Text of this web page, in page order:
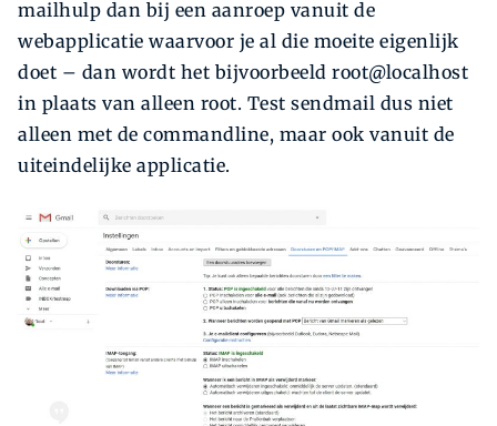
mailhulp dan bij een aanroep vanuit de
webapplicatie waarvoor je al die moeite eigenlijk
doet – dan wordt het bijvoorbeeld root@localhost
in plaats van alleen root. Test sendmail dus niet
alleen met de commandline, maar ook vanuit de
uiteindelijke applicatie.